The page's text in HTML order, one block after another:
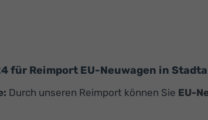
für Reimport EU-Neuwagen in
Durch unseren Reimport können Sie EU-